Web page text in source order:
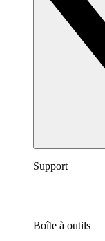
Support
Boîte à outils